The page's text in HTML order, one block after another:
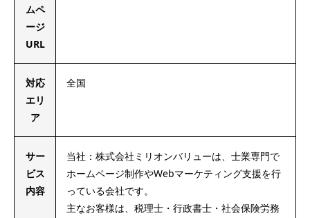
ムペ
ージ
URL
対応
エリ
ア
全国
サー
ビス
内容
当社：株式会社ミリオンバリューは、士業専門で
ホームページ制作やWebマーケティング支援を行
っている会社です。
主なお客様は、税理士・行政書士・社会保険労務